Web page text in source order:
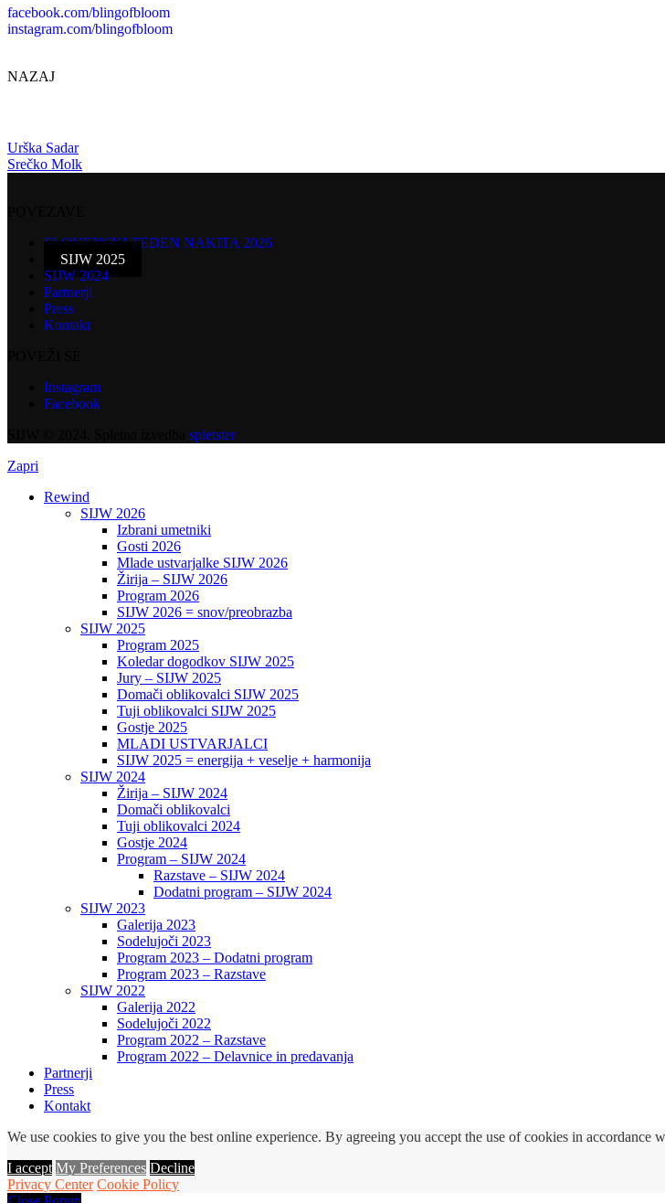
facebook.com/blingofbloom
instagram.com/blingofbloom
NAZAJ
Urška Sadar
Srečko Molk
SLOVENSKI TEDEN NAKITA 2026
SIJW 2025
SIJW 2024
Partnerji
Press
Kontakt
Instagram
Facebook
spletster
Zapri
Rewind
SIJW 2026
Izbrani umetniki
Gosti 2026
Mlade ustvarjalke SIJW 2026
Žirija – SIJW 2026
Program 2026
SIJW 2026 = snov/preobrazba
SIJW 2025
Program 2025
Koledar dogodkov SIJW 2025
Jury – SIJW 2025
Domači oblikovalci SIJW 2025
Tuji oblikovalci SIJW 2025
Gostje 2025
MLADI USTVARJALCI
SIJW 2025 = energija + veselje + harmonija
SIJW 2024
Žirija – SIJW 2024
Domači oblikovalci
Tuji oblikovalci 2024
Gostje 2024
Program – SIJW 2024
Razstave – SIJW 2024
Dodatni program – SIJW 2024
SIJW 2023
Galerija 2023
Sodelujoči 2023
Program 2023 – Dodatni program
Program 2023 – Razstave
SIJW 2022
Galerija 2022
Sodelujoči 2022
Program 2022 – Razstave
Program 2022 – Delavnice in predavanja
Partnerji
Press
Kontakt
We use cookies to give you the best online experience. By agreeing you accept the use of cookies in accordance
I accept My Preferences Decline
Privacy Center Cookie Policy